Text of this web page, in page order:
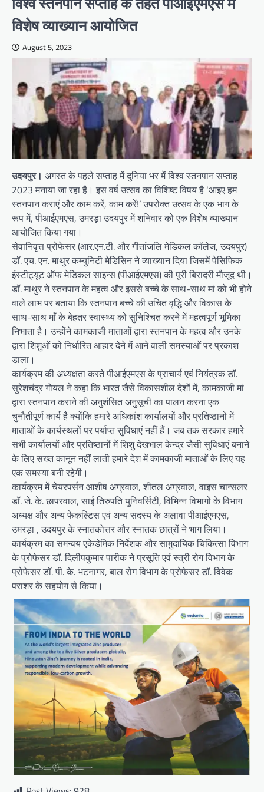
विशेष व्याख्यान आयोजित
August 5, 2023
उदयपुर। अगस्त के पहले सप्ताह में दुनिया भर में विश्व स्तनपान सप्ताह
2023 मनाया जा रहा है। इस वर्ष उत्सव का विशिष्ट विषय है ‘आइए हम
स्तनपान कराएं और काम करें, काम करें!’ उपरोक्त उत्सव के एक भाग के
रूप में, पीआईएमएस, उमरड़ा उदयपुर में शनिवार को एक विशेष व्याख्यान
आयोजित किया गया।
सेवानिवृत्त प्रोफेसर (आर.एन.टी. और गीतांजलि मेडिकल कॉलेज, उदयपुर)
डॉ. एच. एन. माथुर कम्युनिटी मेडिसिन ने व्याख्यान दिया जिसमें पेसिफिक
इंस्टीट्यूट ऑफ मेडिकल साइन्स (पीआईएमएस) की पूरी बिरादरी मौजूद थी।
डॉ. माथुर ने स्तनपान के महत्व और इससे बच्चे के साथ-साथ मां को भी होने
वाले लाभ पर बताया कि स्तनपान बच्चे की उचित वृद्धि और विकास के
साथ-साथ माँ के बेहतर स्वास्थ्य को सुनिश्चित करने में महत्वपूर्ण भूमिका
निभाता है। उन्होंने कामकाजी माताओं द्वारा स्तनपान के महत्व और उनके
द्वारा शिशुओं को निर्धारित आहार देने में आने वाली समस्याओं पर प्रकाश
डाला।
कार्यक्रम की अध्यक्षता करते पीआईएमएस के प्राचार्य एवं नियंत्रक डॉ.
सुरेशचंद्र गोयल ने कहा कि भारत जैसे विकासशील देशों में, कामकाजी मां
द्वारा स्तनपान कराने की अनुशंसित अनुसूची का पालन करना एक
चुनौतीपूर्ण कार्य है क्योंकि हमारे अधिकांश कार्यालयों और प्रतिष्ठानों में
माताओं के कार्यस्थलों पर पर्याप्त सुविधाएं नहीं हैं। जब तक सरकार हमारे
सभी कार्यालयों और प्रतिष्ठानों में शिशु देखभाल केन्द्र जैसी सुविधाएं बनाने
के लिए सख्त कानून नहीं लाती हमारे देश में कामकाजी माताओं के लिए यह
एक समस्या बनी रहेगी।
कार्यक्रम में चेयरपर्सन आशीष अग्रवाल, शीतल अग्रवाल, वाइस चान्सलर
डॉ. जे. के. छापरवाल, साई तिरुपति युनिवर्सिटी, विभिन्न विभागों के विभाग
अध्यक्ष और अन्य फेकल्टिस एवं अन्य सदस्य के अलावा पीआईएमएस,
उमरड़ा , उदयपुर के स्नातकोत्तर और स्नातक छात्रों ने भाग लिया।
कार्यक्रम का समन्वय एकेडेमिक निर्देशक और सामुदायिक चिकित्सा विभाग
के प्रोफेसर डॉ. दिलीपकुमार पारीक ने प्रसूति एवं स्त्री रोग विभाग के
प्रोफेसर डॉ. पी. के. भटनागर, बाल रोग विभाग के प्रोफेसर डॉ. विवेक
पराशर के सहयोग से किया।